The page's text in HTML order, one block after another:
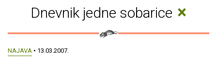
Dnevnik jedne sobarice ×
NAJAVA • 13.03.2007.